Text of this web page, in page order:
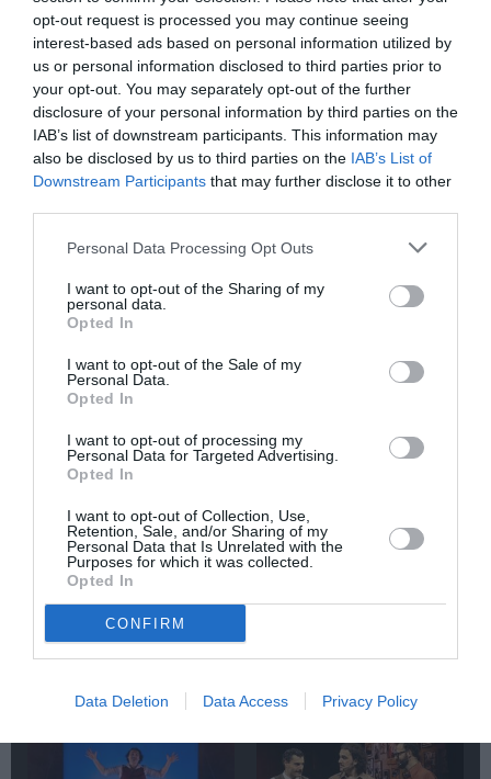
opt-out request is processed you may continue seeing
interest-based ads based on personal information utilized by
us or personal information disclosed to third parties prior to
your opt-out. You may separately opt-out of the further
disclosure of your personal information by third parties on the
IAB’s list of downstream participants. This information may
also be disclosed by us to third parties on the IAB’s List of
Downstream Participants that may further disclose it to other
Personal Data Processing Opt Outs
I want to opt-out of the Sharing of my
personal data.
Opted In
I want to opt-out of the Sale of my
Personal Data.
Opted In
I want to opt-out of processing my
Personal Data for Targeted Advertising.
Opted In
I want to opt-out of Collection, Use,
Retention, Sale, and/or Sharing of my
Personal Data that Is Unrelated with the
Purposes for which it was collected.
Opted In
CONFIRM
Data Deletion Data Access Privacy Policy
ΘΕΟΔΩΡΟΣ ΤΕΡΖΟΠΟΥΛΟΣ ΣΟΦΙΑ ΧΙΛΛ
Newsletter
Κάθε βδομάδα στο e-mail σας τα τελευταία νέα για
την Τέχνη και τον Πολιτισμό!
Ακολουθήστε το Culturenow.gr
Σχετικά Άρθρα
Άλκηστις, του
Ευριπίδη σε
σκηνοθεσία
στα Αισχύλεια 2026
Βαλέριας
Θέατρο Εμπορικόν